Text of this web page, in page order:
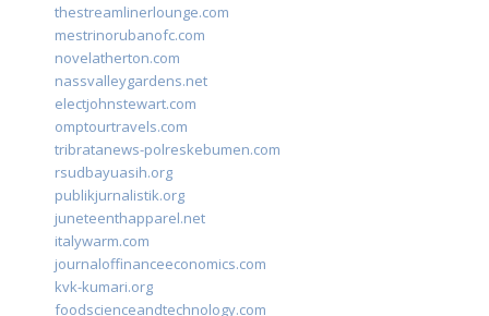
thestreamlinerlounge.com
mestrinorubanofc.com
novelatherton.com
nassvalleygardens.net
electjohnstewart.com
omptourtravels.com
tribratanews-polreskebumen.com
rsudbayuasih.org
publikjurnalistik.org
juneteenthapparel.net
italywarm.com
journaloffinanceeconomics.com
kvk-kumari.org
foodscienceandtechnology.com